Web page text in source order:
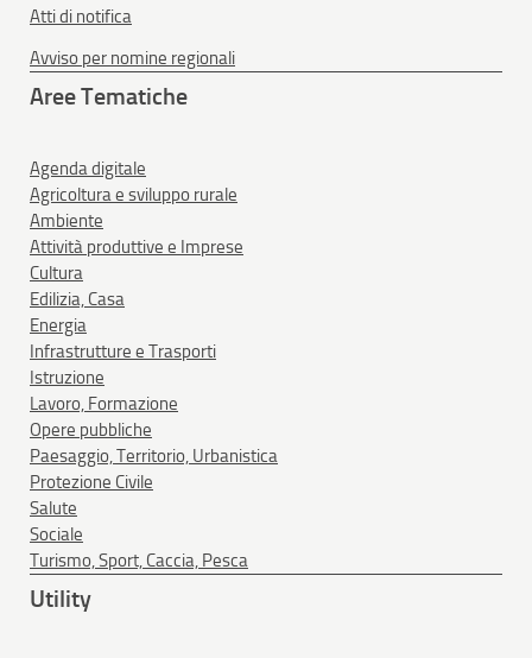
Atti di notifica
Avviso per nomine regionali
Aree Tematiche
Agenda digitale
Agricoltura e sviluppo rurale
Ambiente
Attività produttive e Imprese
Cultura
Edilizia, Casa
Energia
Infrastrutture e Trasporti
Istruzione
Lavoro, Formazione
Opere pubbliche
Paesaggio, Territorio, Urbanistica
Protezione Civile
Salute
Sociale
Turismo, Sport, Caccia, Pesca
Utility